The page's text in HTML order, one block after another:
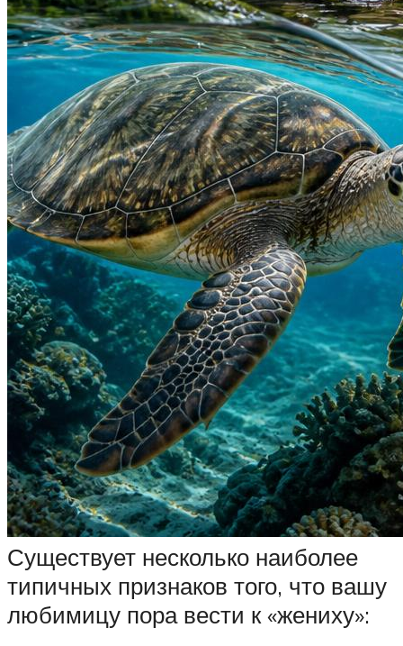
Существует несколько наиболее
типичных признаков того, что вашу
любимицу пора вести к «жениху»: